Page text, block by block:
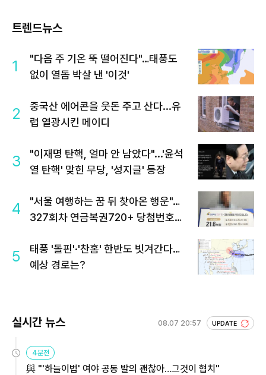
트렌드뉴스
1
"다음 주 기온 뚝 떨어진다"…태풍도
없이 열돔 박살 낸 '이것'
2
중국산 에어콘을 웃돈 주고 산다...유
럽 열광시킨 메이디
3
"이재명 탄핵, 얼마 안 남았다"...'윤석
열 탄핵' 맞힌 무당, '성지글' 등장
4
"서울 여행하는 꿈 뒤 찾아온 행운"…
327회차 연금복권720+ 당첨번호조
5
태풍 '돌핀'·'찬홈' 한반도 빗겨간다…
예상 경로는?
실시간 뉴스 08.07 20:57 UPDATE
4분전
與 "'하늘이법' 여야 공동 발의 괜찮아…그것이 협치"